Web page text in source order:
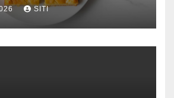
SITI